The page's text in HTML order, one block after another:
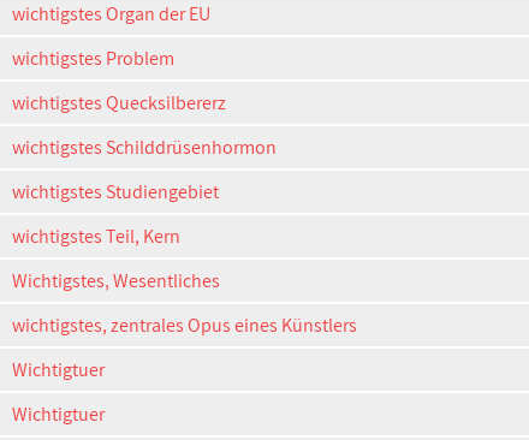
wichtigstes Organ der EU
wichtigstes Problem
wichtigstes Quecksilbererz
wichtigstes Schilddrüsenhormon
wichtigstes Studiengebiet
wichtigstes Teil, Kern
Wichtigstes, Wesentliches
wichtigstes, zentrales Opus eines Künstlers
Wichtigtuer
Wichtigtuer